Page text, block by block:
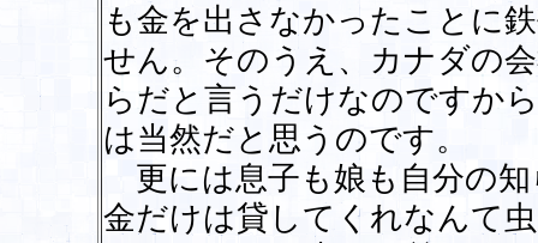
も金を出さなかったことに
せん。そのうえ、カナダの
らだと言うだけなのですか
は当然だと思うのです。
更には息子も娘も自分の
金だけは貸してくれなんて